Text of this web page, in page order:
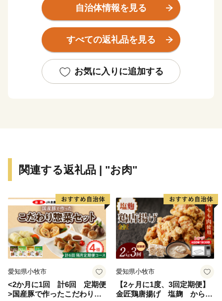
られた住宅都市です。
今後も、全国的に高い評価を得ている学校・家庭・地域
が一体となって子どもたちを育てる「コミュニティ・ス
クール」の取り組みや市民と行政が共に支え合う協働の
自治体情報を見る
すべての返礼品を見る
お気に入りに追加する
関連する返礼品 | "お肉"
愛知県小牧市
<2か月に1回 計6回 定期便
>国産豚で作ったこだわり惣
愛知県小牧市
【2ヶ月に1度、3回定期便】
金匠鶏唐揚げ 塩麹 からあ